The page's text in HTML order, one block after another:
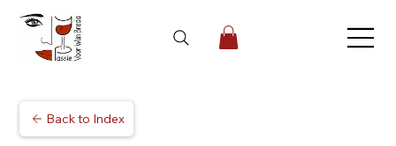
Back to Index